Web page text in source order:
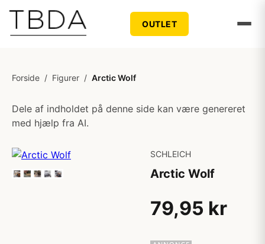
OUTLET
Forside / Figurer / Arctic Wolf
Dele af indholdet på denne side kan være genereret
med hjælp fra AI.
SCHLEICH
Arctic Wolf
79,95 kr